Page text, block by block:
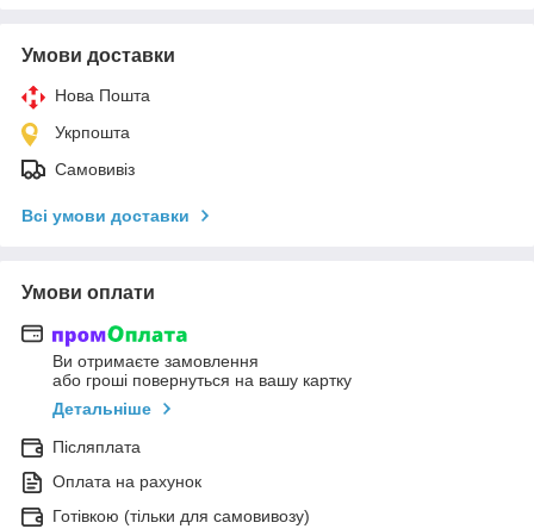
Умови доставки
Нова Пошта
Укрпошта
Самовивіз
Всі умови доставки
Умови оплати
Ви отримаєте замовлення
або гроші повернуться на вашу картку
Детальніше
Післяплата
Оплата на рахунок
Готівкою (тільки для самовивозу)